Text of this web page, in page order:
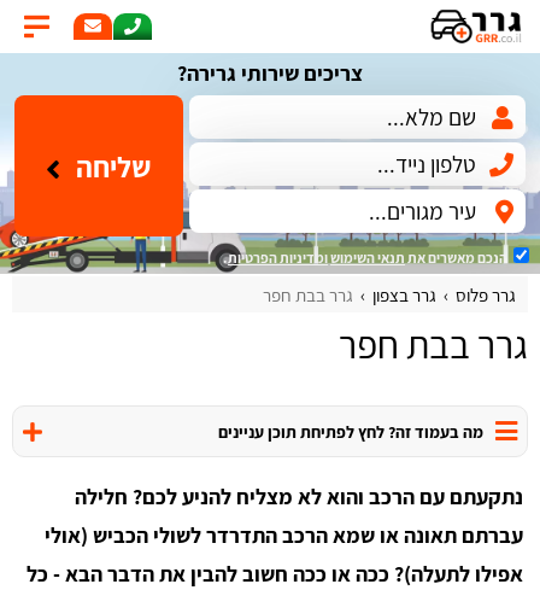
צריכים שירותי גרירה?
שליחה
הנכם מאשרים את תנאי השימושומדיניות הפרטיות.
גרר פלוס גרר בצפון גרר בבת חפר
גרר בבת חפר
מה בעמוד זה? לחץ לפתיחת תוכן עניינים
נתקעתם עם הרכב והוא לא מצליח להניע לכם? חלילה
עברתם תאונה או שמא הרכב התדרדר לשולי הכביש (אולי
אפילו לתעלה)? ככה או ככה חשוב להבין את הדבר הבא - כל